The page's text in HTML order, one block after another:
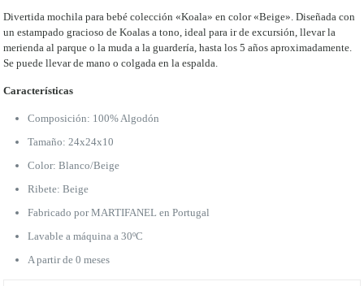
Divertida mochila para bebé colección «Koala» en color «Beige». Diseñada con
un estampado gracioso de Koalas a tono, ideal para ir de excursión, llevar la
merienda al parque o la muda a la guardería, hasta los 5 años aproximadamente.
Se puede llevar de mano o colgada en la espalda.
Características
Composición: 100% Algodón
Tamaño: 24x24x10
Color: Blanco/Beige
Ribete: Beige
Fabricado por MARTIFANEL en Portugal
Lavable a máquina a 30ºC
A partir de 0 meses